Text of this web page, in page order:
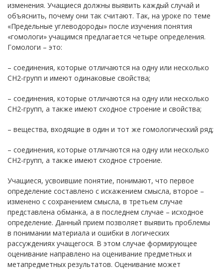
изменения. Учащиеся должны выявить каждый случай и
объяснить, почему они так считают. Так, на уроке по теме
«Предельные углеводороды» после изучения понятия
«гомологи» учащимся предлагается четыре определения.
Гомологи – это:
– соединения, которые отличаются на одну или несколько
СН2-групп и имеют одинаковые свойства;
– соединения, которые отличаются на одну или несколько
СН2-групп, а также имеют сходное строение и свойства;
– вещества, входящие в один и тот же гомологический ряд;
– соединения, которые отличаются на одну или несколько
СН2-групп, а также имеют сходное строение.
Учащиеся, усвоившие понятие, понимают, что первое
определение составлено с искажением смысла, второе –
изменено с сохранением смысла, в третьем случае
представлена обманка, а в последнем случае – исходное
определение. Данный прием позволяет выявить проблемы
в понимании материала и ошибки в логических
рассуждениях учащегося. В этом случае формирующее
оценивание направлено на оценивание предметных и
метапредметных результатов. Оценивание может